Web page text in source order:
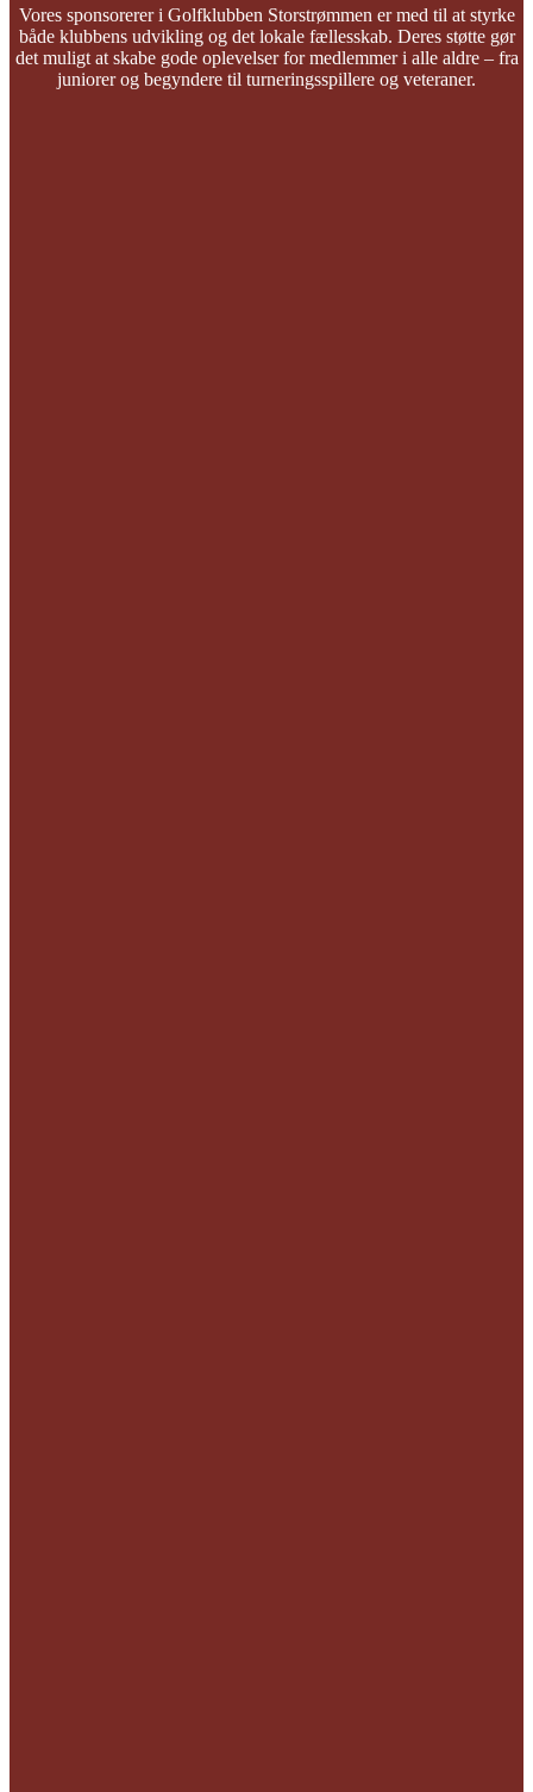
Vores sponsorerer i Golfklubben Storstrømmen er med til at styrke
både klubbens udvikling og det lokale fællesskab. Deres støtte gør
det muligt at skabe gode oplevelser for medlemmer i alle aldre – fra
juniorer og begyndere til turneringsspillere og veteraner.